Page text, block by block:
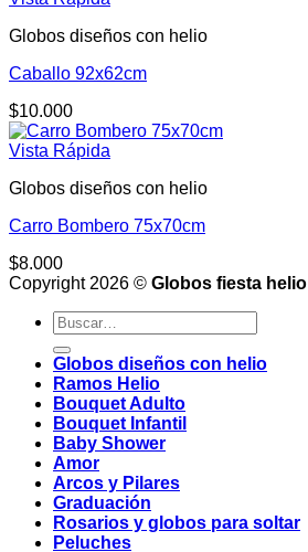
Globos diseños con helio
Caballo 92x62cm
$10.000
Vista Rápida
Globos diseños con helio
Carro Bombero 75x70cm
$8.000
Copyright 2026 © Globos fiesta helio
Buscar
por:
Globos diseños con helio
Ramos Helio
Bouquet Adulto
Bouquet Infantil
Baby Shower
Amor
Arcos y Pilares
Graduación
Rosarios y globos para soltar
Peluches